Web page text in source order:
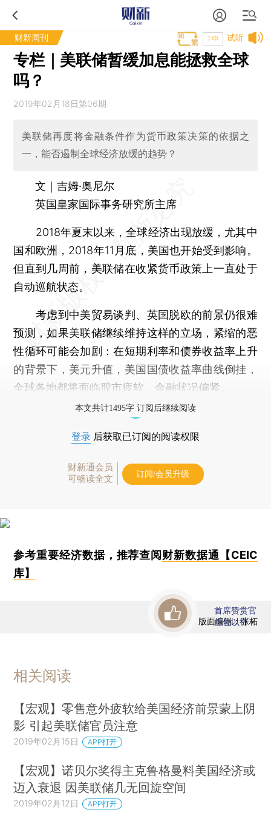
财新周刊 试听
T中
专栏｜美联储暂缓加息能拯救全球
吗？
2019年02月18日第06期
美联储再度将金融条件作为货币政策决策的依据之
一，能否遏制全球经济放缓的趋势？
文｜吉姆·奥尼尔
英国皇家国际事务研究所主席
2018年夏末以来，全球经济出现放缓，尤其中
国和欧洲，2018年11月底，美国也开始受到影响。
但直到几周前，美联储在收紧货币政策上一直处于
自动巡航状态。
考虑到中美贸易谈判、英国脱欧的前景仍很难
预测，如果美联储继续维持这样的立场，紧缩的恶
性循环可能会加剧：在短期利率和债券收益率上升
的背景下，美元升值，美国国债收益率曲线倒挂，
全球各地都将面临股市疲软、金融状况偏紧。
本文共计1495字 订阅后继续阅读
登录 后获取已订阅的阅读权限
财新通会员
可畅读全文
订阅/会员升级
参考重要经济数据，推荐查阅 财新数据通【CEIC
库】
版面编辑：张柘
首席赞赏官
虚位以待
相关阅读
【宏观】零售意外疲软给美国经济前景蒙上阴
影 引起美联储官员注意
2019年02月15日 APP打开
【宏观】诺贝尔奖得主克鲁格曼料美国经济或
迈入衰退 因美联储几无回旋空间
2019年02月12日 APP打开